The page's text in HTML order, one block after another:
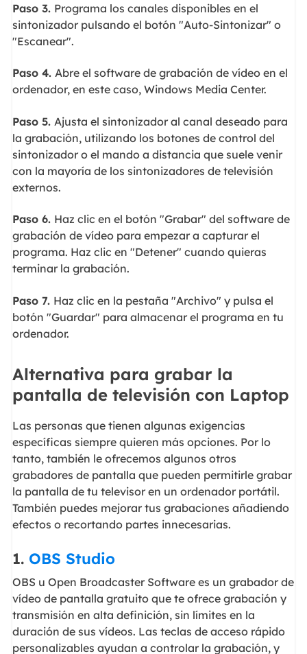
Paso 3. Programa los canales disponibles en el
sintonizador pulsando el botón "Auto-Sintonizar" o
"Escanear".
Paso 4. Abre el software de grabación de vídeo en el
ordenador, en este caso, Windows Media Center.
Paso 5. Ajusta el sintonizador al canal deseado para
la grabación, utilizando los botones de control del
sintonizador o el mando a distancia que suele venir
con la mayoría de los sintonizadores de televisión
externos.
Paso 6. Haz clic en el botón "Grabar" del software de
grabación de vídeo para empezar a capturar el
programa. Haz clic en "Detener" cuando quieras
terminar la grabación.
Paso 7. Haz clic en la pestaña "Archivo" y pulsa el
botón "Guardar" para almacenar el programa en tu
ordenador.
Alternativa para grabar la
pantalla de televisión con Laptop
Las personas que tienen algunas exigencias
específicas siempre quieren más opciones. Por lo
tanto, también le ofrecemos algunos otros
grabadores de pantalla que pueden permitirle grabar
la pantalla de tu televisor en un ordenador portátil.
También puedes mejorar tus grabaciones añadiendo
efectos o recortando partes innecesarias.
1. OBS Studio
OBS u Open Broadcaster Software es un grabador de
vídeo de pantalla gratuito que te ofrece grabación y
transmisión en alta definición, sin límites en la
duración de sus vídeos. Las teclas de acceso rápido
personalizables ayudan a controlar la grabación, y